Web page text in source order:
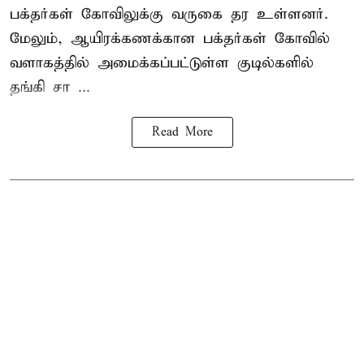
பக்தர்கள் கோவிலுக்கு வருகை தர உள்ளனர்.
மேலும், ஆயிரக்கணக்கான பக்தர்கள் கோவில்
வளாகத்தில் அமைக்கப்பட்டுள்ள குடில்களில்
தங்கி சா ...
Read More